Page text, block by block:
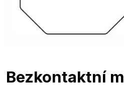
Bezkontaktní